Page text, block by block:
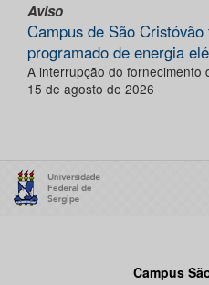
Aviso
Campus de São
programado de energia
A interrupção do
15 de agosto de 2026
Campus